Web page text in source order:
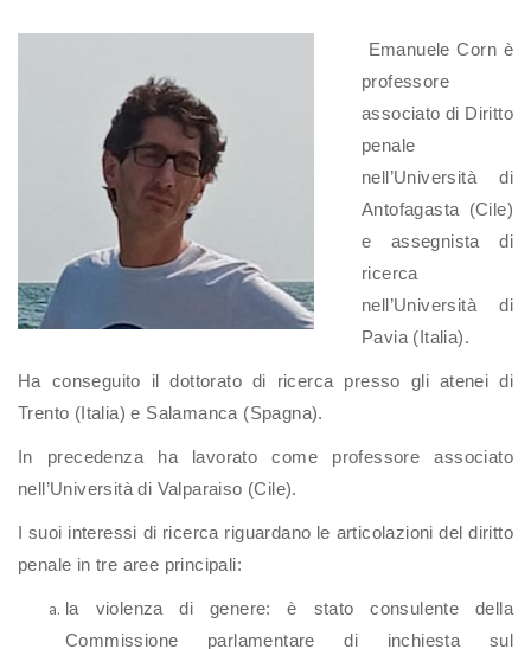
Emanuele Corn è
professore
associato di Diritto
penale
nell’Università di
Antofagasta (Cile)
e assegnista di
ricerca
nell’Università di
Pavia (Italia).
Ha conseguito il dottorato di ricerca presso gli atenei di
Trento (Italia) e Salamanca (Spagna).
In precedenza ha lavorato come professore associato
nell’Università di Valparaiso (Cile).
I suoi interessi di ricerca riguardano le articolazioni del diritto
penale in tre aree principali:
la violenza di genere: è stato consulente della
Commissione parlamentare di inchiesta sul